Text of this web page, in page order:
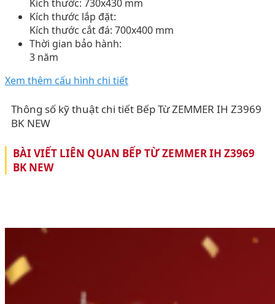
Kích thước: 730x430 mm
Kích thước lắp đặt:
Kích thước cắt đá: 700x400 mm
Thời gian bảo hành:
3 năm
Xem thêm cấu hình chi tiết
Thông số kỹ thuật chi tiết Bếp Từ ZEMMER IH Z3969
BK NEW
BÀI VIẾT LIÊN QUAN BẾP TỪ ZEMMER IH Z3969
BK NEW